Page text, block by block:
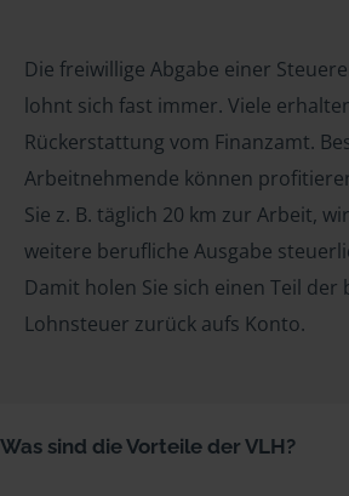
Die freiwillige Abgabe einer
lohnt sich fast immer. Viele
Rückerstattung vom Finanzamt.
Arbeitnehmende können
Sie z. B. täglich 20 km zur Arbeit,
weitere berufliche Ausgabe
Damit holen Sie sich einen Teil der
Lohnsteuer zurück aufs Konto.
Was sind die Vorteile der VLH?